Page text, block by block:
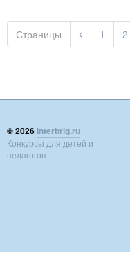
Страницы 1 2
© 2026 interbrig.ru
Конкурсы для детей и
педагогов